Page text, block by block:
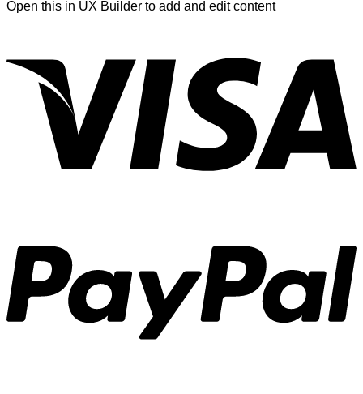
Open this in UX Builder to add and edit content